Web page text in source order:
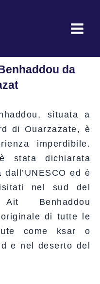
da
situata a
di Ouarzazate, è
imperdibile.
stata dichiarata
dall’UNESCO ed è
nel sud del
Benhaddou
di tutte le
come ksar o
e nel deserto del